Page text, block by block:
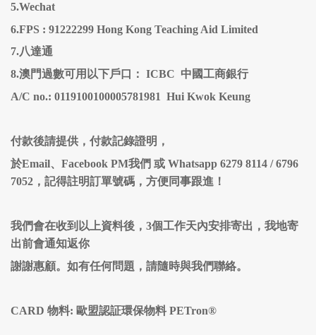
5.Wechat
6.FPS : 91222299 Hong Kong Teaching Aid Limited
7.八達通
8.澳門過數可用以下戶口： ICBC 中國工商銀行
A/C no.: 0119100100005781981 Hui Kwok Keung
付款後請提供，付款記錄證明，
於Email、Facebook PM我們 或 Whatsapp 6279 8114 / 6796
7052，記得註明訂單號碼，方便同事跟進！
我們會在收到以上資料後， 3個工作天內安排寄出，我地寄
出前會通知返你
謝謝惠顧。如有任何問題，請隨時與我們聯絡。
CARD 物料: 歐盟認証環保物料 PETron®